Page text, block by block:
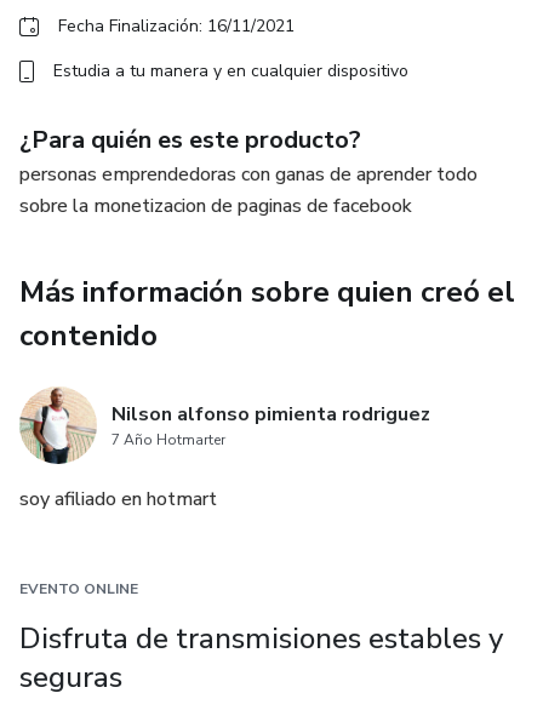
Fecha Finalización: 16/11/2021
Estudia a tu manera y en cualquier dispositivo
¿Para quién es este producto?
personas emprendedoras con ganas de aprender todo
sobre la monetizacion de paginas de facebook
Más información sobre quien creó el
contenido
Nilson alfonso pimienta rodriguez
7 Año Hotmarter
soy afiliado en hotmart
EVENTO ONLINE
Disfruta de transmisiones estables y
seguras